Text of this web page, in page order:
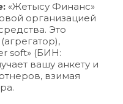
«Жетысу Финанс»
организацией
Это
soft» (БИН:
вашу анкету и
взимая